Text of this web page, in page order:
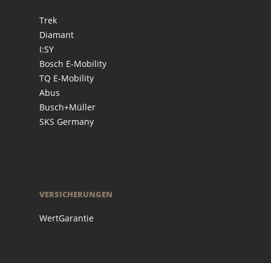
Trek
Diamant
I:SY
Bosch E-Mobility
TQ E-Mobility
Abus
Busch+Müller
SKS Germany
VERSICHERUNGEN
WertGarantie